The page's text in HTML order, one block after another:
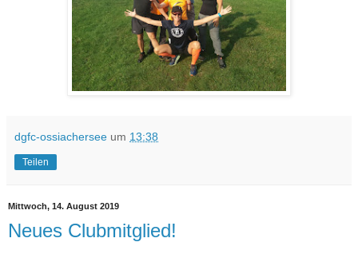
dgfc-ossiachersee um 13:38
Teilen
Mittwoch, 14. August 2019
Neues Clubmitglied!